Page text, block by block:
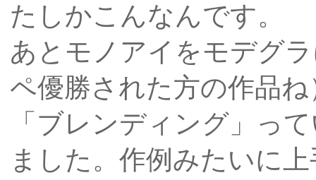
たしかこんなんです。
あとモノアイをモデグ
ペ優勝された方の作品ね
「ブレンディング」っ
ました。作例みたいに